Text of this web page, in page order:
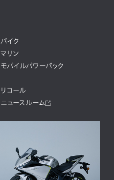
バイク
マリン
モバイルパワーパック
リコール
ニュースルーム